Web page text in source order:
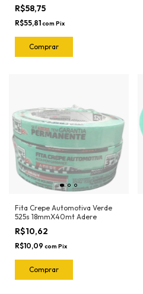
R$58,75
R$55,81com Pix
Fita Crepe Automotiva Verde
525s 18mmX40mt Adere
R$10,62
R$10,09 com Pix